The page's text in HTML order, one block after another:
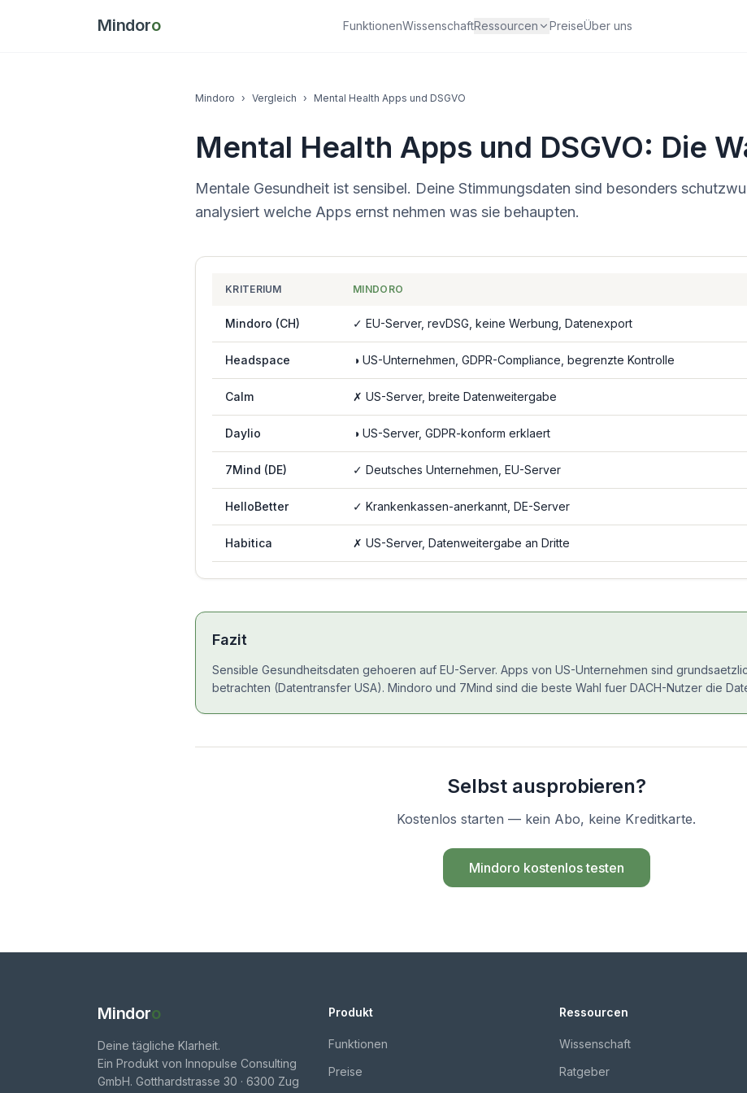
Mindoro FunktionenWissenschaftRessourcen PreiseÜber uns
Mindoro › Vergleich › Mental Health Apps und DSGVO
Mental Health Apps und DSGVO: Die
Mentale Gesundheit ist sensibel. Deine Stimmungsdaten sind besonders
analysiert welche Apps ernst nehmen was sie behaupten.
KRITERIUM MINDORO
Mindoro (CH) ✓ EU-Server, revDSG, keine Werbung, Datenexport
Headspace ◑ US-Unternehmen, GDPR-Compliance, begrenzte Kontrolle
Calm ✗ US-Server, breite Datenweitergabe
Daylio ◑ US-Server, GDPR-konform erklaert
7Mind (DE) ✓ Deutsches Unternehmen, EU-Server
HelloBetter ✓ Krankenkassen-anerkannt, DE-Server
Habitica ✗ US-Server, Datenweitergabe an Dritte
Fazit
Sensible Gesundheitsdaten gehoeren auf EU-Server. Apps von US-Unternehmen sind
betrachten (Datentransfer USA). Mindoro und 7Mind sind die beste Wahl fuer DACH-Nutzer die
Selbst ausprobieren?
Kostenlos starten — kein Abo, keine Kreditkarte.
Mindoro kostenlos testen
Mindoro
Deine tägliche Klarheit.
Ein Produkt von Innopulse Consulting
GmbH. Gotthardstrasse 30 · 6300 Zug
Produkt
Funktionen
Preise
Ressourcen
Wissenschaft
Ratgeber